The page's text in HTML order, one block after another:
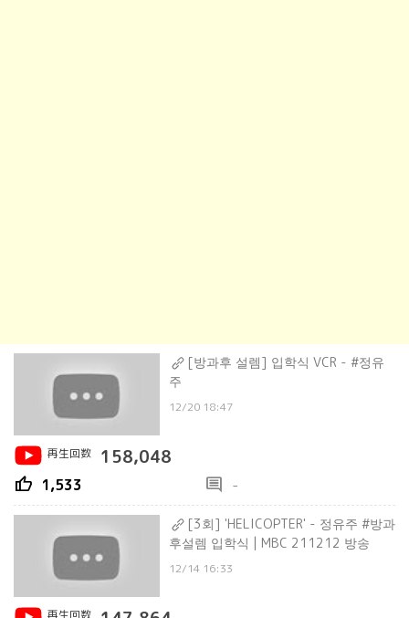
[방과후 설렘] 입학식 VCR - #정유
주
12/20 18:47
再生回数 158,048
thumb_up 1,533 comment -
[3회] 'HELICOPTER' - 정유주 #방과
후설렘 입학식 | MBC 211212 방송
12/14 16:33
再生回数